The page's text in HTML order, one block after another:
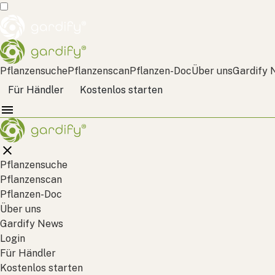
PflanzensuchePflanzenscanPflanzen-DocÜber unsGardify
Für Händler
Kostenlos starten
Pflanzensuche
Pflanzenscan
Pflanzen-Doc
Über uns
Gardify News
Login
Für Händler
Kostenlos starten